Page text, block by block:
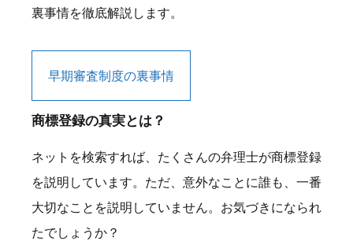
裏事情を徹底解説します。
早期審査制度の裏事情
商標登録の真実とは？
ネットを検索すれば、たくさんの弁理士が商標登録
を説明しています。ただ、意外なことに誰も、一番
大切なことを説明していません。お気づきになられ
たでしょうか？